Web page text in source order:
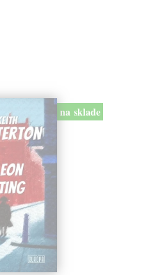
na sklade